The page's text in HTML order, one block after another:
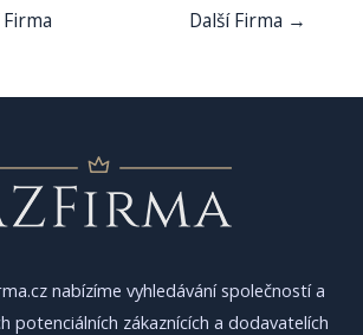
Další Firma →
nabízíme vyhledávání společností a
potenciálních zákaznících a dodavatelích